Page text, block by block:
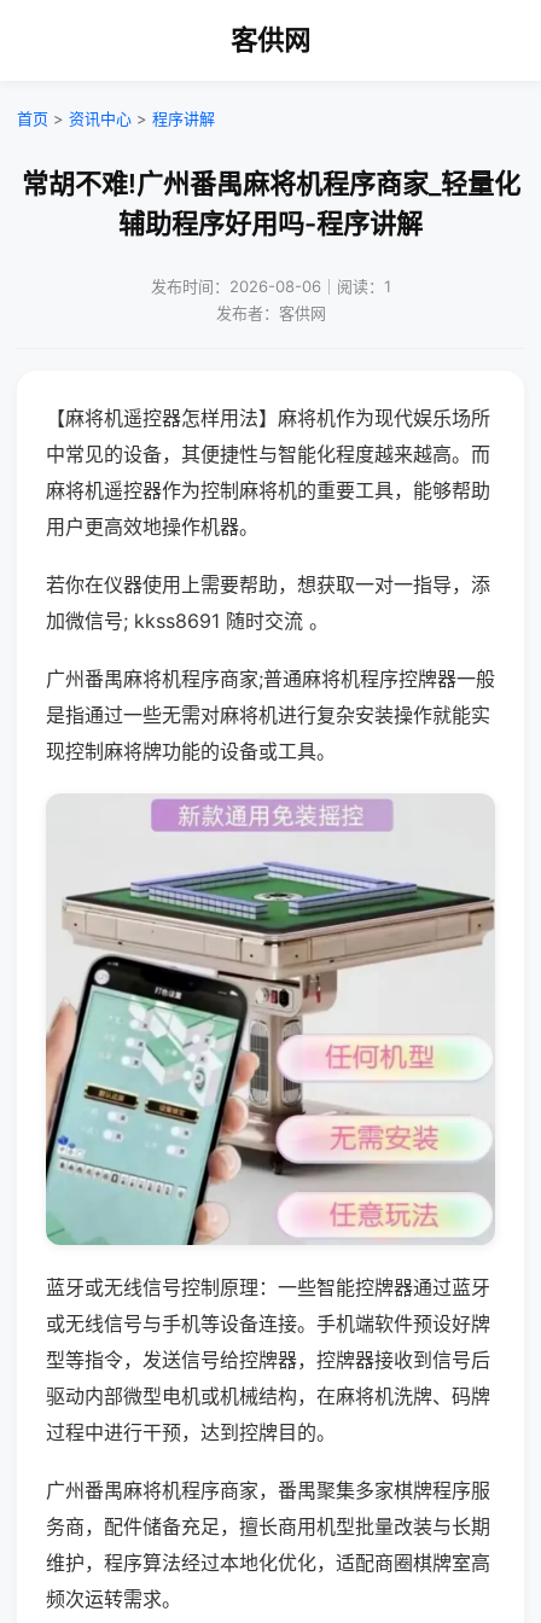
客供网
首页 > 资讯中心 > 程序讲解
常胡不难!广州番禺麻将机程序商家_轻量化
辅助程序好用吗-程序讲解
发布时间：2026-08-06｜阅读：1
发布者：客供网
【麻将机遥控器怎样用法】麻将机作为现代娱乐场所
中常见的设备，其便捷性与智能化程度越来越高。而
麻将机遥控器作为控制麻将机的重要工具，能够帮助
用户更高效地操作机器。
若你在仪器使用上需要帮助，想获取一对一指导，添
加微信号; kkss8691 随时交流 。
广州番禺麻将机程序商家;普通麻将机程序控牌器一般
是指通过一些无需对麻将机进行复杂安装操作就能实
现控制麻将牌功能的设备或工具。
蓝牙或无线信号控制原理：一些智能控牌器通过蓝牙
或无线信号与手机等设备连接。手机端软件预设好牌
型等指令，发送信号给控牌器，控牌器接收到信号后
驱动内部微型电机或机械结构，在麻将机洗牌、码牌
过程中进行干预，达到控牌目的。
广州番禺麻将机程序商家，番禺聚集多家棋牌程序服
务商，配件储备充足，擅长商用机型批量改装与长期
维护，程序算法经过本地化优化，适配商圈棋牌室高
频次运转需求。